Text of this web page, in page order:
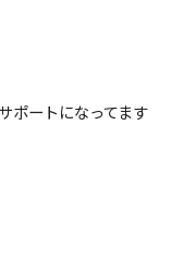
ポートになってます